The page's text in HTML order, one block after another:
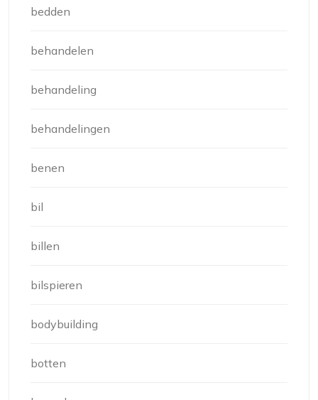
bedden
behandelen
behandeling
behandelingen
benen
bil
billen
bilspieren
bodybuilding
botten